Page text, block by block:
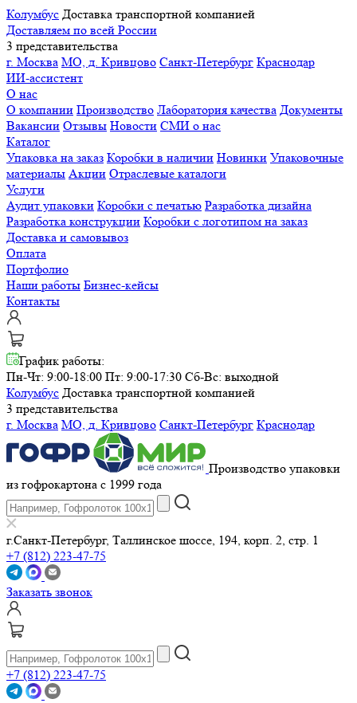
Колумбус Доставка транспортной компанией
Доставляем по всей России
3 представительства
г. Москва МО, д. Кривцово Санкт-Петербург Краснодар
ИИ-ассистент
О нас
О компании Производство Лаборатория качества Документы
Вакансии Отзывы Новости СМИ о нас
Каталог
Упаковка на заказ Коробки в наличии Новинки Упаковочные
материалы Акции Отраслевые каталоги
Услуги
Аудит упаковки Коробки с печатью Разработка дизайна
Разработка конструкции Коробки с логотипом на заказ
Доставка и самовывоз
Оплата
Портфолио
Наши работы Бизнес-кейсы
Контакты
График работы:
Пн-Чт: 9:00-18:00 Пт: 9:00-17:30 Сб-Вс: выходной
Колумбус Доставка транспортной компанией
3 представительства
г. Москва МО, д. Кривцово Санкт-Петербург Краснодар
Производство упаковки
из гофрокартона с 1999 года
г.Санкт-Петербург, Таллинское шоссе, 194, корп. 2, стр. 1
+7 (812) 223-47-75
Заказать звонок
+7 (812) 223-47-75